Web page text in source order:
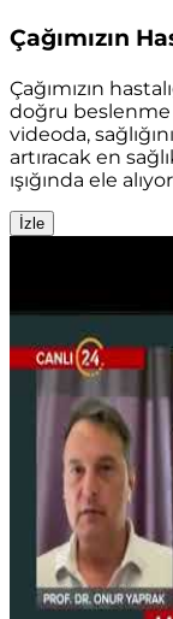
Çağımızın
Çağımızın
doğru
videoda,
artıracak en
ışığında ele
İzle